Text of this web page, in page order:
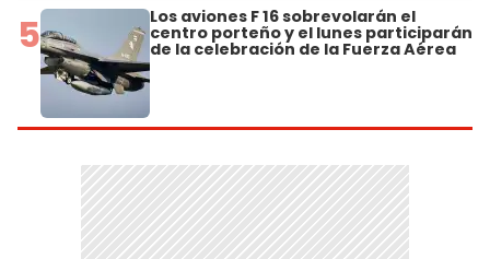
5 Los aviones F 16 sobrevolarán el
centro porteño y el lunes participarán
de la celebración de la Fuerza Aérea